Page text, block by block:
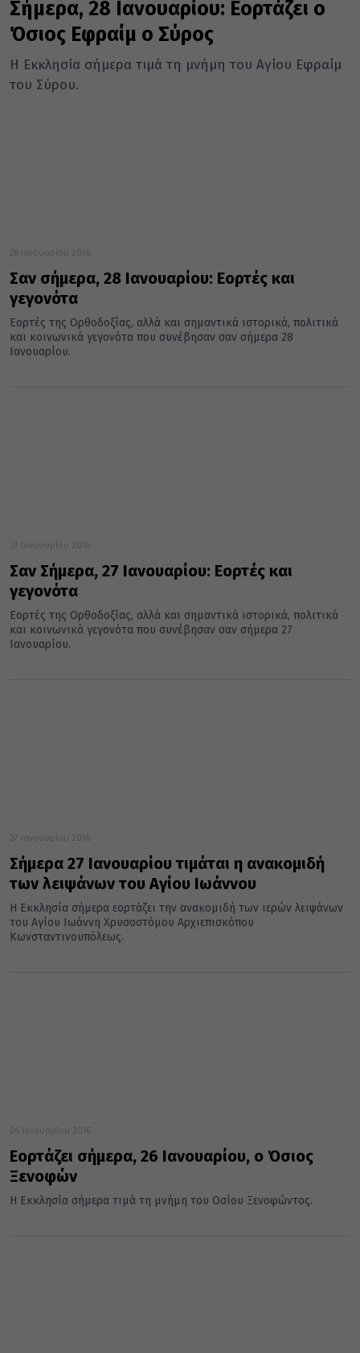
Σήμερα, 28 Ιανουαρίου: Εορτάζει ο
Όσιος Εφραίμ ο Σύρος
Η Εκκλησία σήμερα τιμά τη μνήμη του Αγίου Εφραίμ
του Σύρου.
28 Ιανουαρίου 2016
Σαν σήμερα, 28 Ιανουαρίου: Εορτές και
γεγονότα
Εορτές της Ορθοδοξίας, αλλά και σημαντικά ιστορικά, πολιτικά
και κοινωνικά γεγονότα που συνέβησαν σαν σήμερα 28
Ιανουαρίου.
27 Ιανουαρίου 2016
Σαν Σήμερα, 27 Ιανουαρίου: Εορτές και
γεγονότα
Εορτές της Ορθοδοξίας, αλλά και σημαντικά ιστορικά, πολιτικά
και κοινωνικά γεγονότα που συνέβησαν σαν σήμερα 27
Ιανουαρίου.
27 Ιανουαρίου 2016
Σήμερα 27 Ιανουαρίου τιμάται η ανακομιδή
των λειψάνων του Αγίου Ιωάννου
Η Εκκλησία σήμερα εορτάζει την ανακομιδή των ιερών λειψάνων
του Αγίου Ιωάννη Χρυσοστόμου Αρχιεπισκόπου
Κωνσταντινουπόλεως.
26 Ιανουαρίου 2016
Εορτάζει σήμερα, 26 Ιανουαρίου, ο Όσιος
Ξενοφών
Η Εκκλησία σήμερα τιμά τη μνήμη του Οσίου Ξενοφώντος.